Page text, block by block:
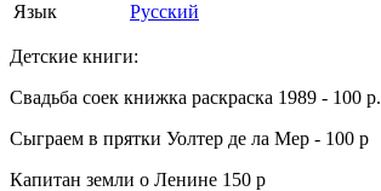
Язык Русский
Детские книги:
Свадьба соек книжка раскраска 1989 - 100 р.
Сыграем в прятки Уолтер де ла Мер - 100 р
Капитан земли о Ленине 150 р